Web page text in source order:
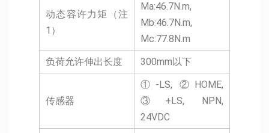
动态容许力矩（注
1）
Ma:46.7N.m,
Mb:46.7N.m,
Mc:77.8N.m
负荷允许伸出长度
300mm以下
传感器
①-LS, ②HOME,
③+LS, NPN,
24VDC